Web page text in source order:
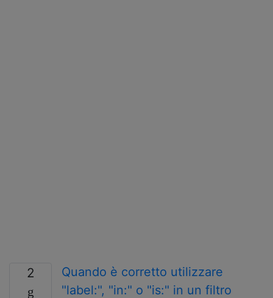
2
Quando è corretto utilizzare
"label:", "in:" o "is:" in un filtro